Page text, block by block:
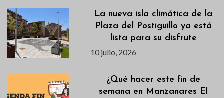
La nueva isla climática de la
Plaza del Postiguillo ya está
lista para su disfrute
10 julio, 2026
¿Qué hacer este fin de
semana en Manzanares El